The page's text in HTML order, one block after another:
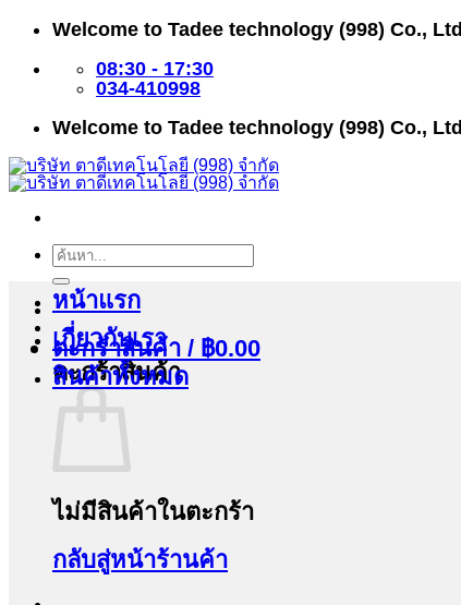
ข้าม
เนื้อหา
Welcome to Tadee technology (998) Co., Ltd
08:30 - 17:30
034-410998
Welcome to Tadee technology (998) Co., Ltd
ค้นหา:
ตะกร้าสินค้า / ฿0.00
ตะกร้าสินค้า
ไม่มีสินค้าในตะกร้า
กลับสู่หน้าร้านค้า
หน้าแรก
เกี่ยวกับเรา
สินค้าทั้งหมด